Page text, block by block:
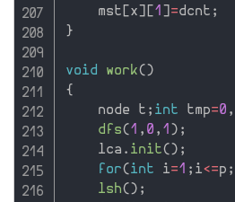
    mst
[x] [1 ] =dcnt ;
}
void work()
{
    node t
; int tmp=0 ,
dfs(1 , 0 , 1 ) ;
    lca
. init() ;
for(int i=1 ; i<=p ;
lsh() ;